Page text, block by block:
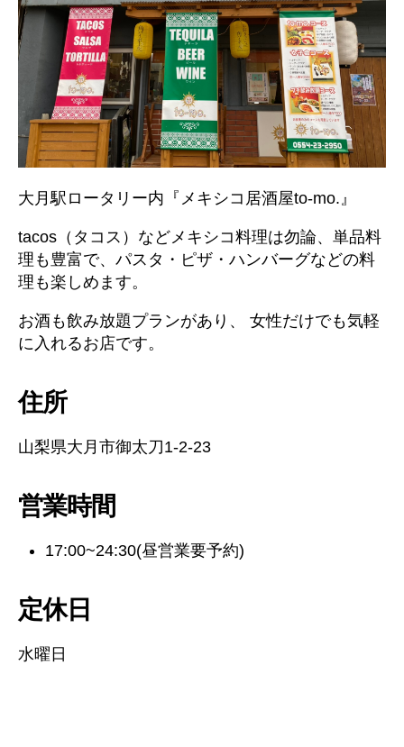
大月駅ロータリー内『メキシコ居酒屋to-mo.』
tacos（タコス）などメキシコ料理は勿論、単品料
理も豊富で、パスタ・ピザ・ハンバーグなどの料
理も楽しめます。
お酒も飲み放題プランがあり、 女性だけでも気軽
に入れるお店です。
住所
山梨県大月市御太刀1-2-23
営業時間
17:00~24:30(昼営業要予約)
定休日
水曜日